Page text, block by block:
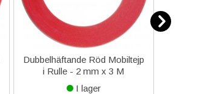
Dubbelhäftande Röd Mobiltejp
i Rulle - 2 mm x 3 M
I lager